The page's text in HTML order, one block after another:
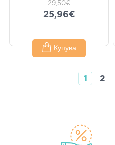
29,50€
25,96€
Купува
1 2